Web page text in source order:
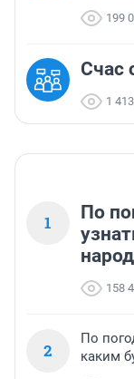
199
Счас
1 413
1
По
158
2
По
каким